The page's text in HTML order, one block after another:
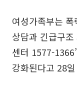
여성가족부는
상담과 긴급구조
센터 1577-
강화된다고 28